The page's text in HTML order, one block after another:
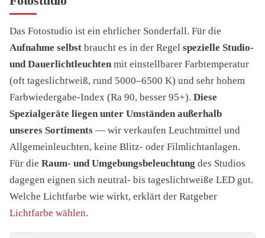
Das Fotostudio ist ein ehrlicher Sonderfall. Für die
Aufnahme selbst braucht es in der Regel spezielle Studio-
und Dauerlichtleuchten mit einstellbarer Farbtemperatur
(oft tageslichtweiß, rund 5000–6500 K) und sehr hohem
Farbwiedergabe-Index (Ra 90, besser 95+). Diese
Spezialgeräte liegen unter Umständen außerhalb
unseres Sortiments — wir verkaufen Leuchtmittel und
Allgemeinleuchten, keine Blitz- oder Filmlichtanlagen.
Für die Raum- und Umgebungsbeleuchtung des Studios
dagegen eignen sich neutral- bis tageslichtweiße LED gut.
Welche Lichtfarbe wie wirkt, erklärt der Ratgeber
Lichtfarbe wählen.